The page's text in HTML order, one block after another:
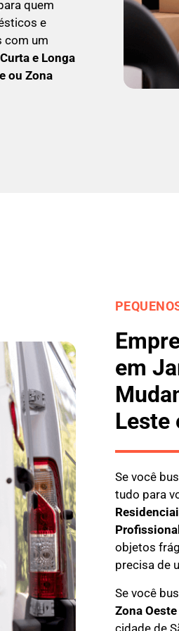
quem
e
com um
e Longa
ou Zona
em
Leste
Se você
tudo para
Profissional
objetos
precisa de
Se você
Zona
cidade de